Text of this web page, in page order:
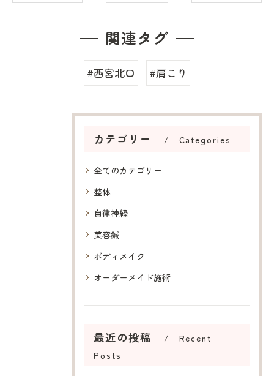
関連タグ
#西宮北口 #肩こり
カテゴリー Categories
全てのカテゴリー
整体
自律神経
美容鍼
ボディメイク
オーダーメイド施術
最近の投稿
Recent
Posts